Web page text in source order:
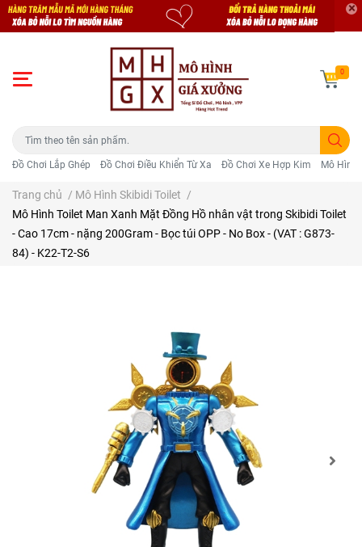
Đồ Chơi Lắp Ghép Đồ Chơi Điều Khiển Từ Xa Đồ Chơi Xe Hợp Kim Mô Hình
0
Trang chủ / Mô Hình Skibidi Toilet /
Mô Hình Toilet Man Xanh Mặt Đồng Hồ nhân vật trong Skibidi Toilet
- Cao 17cm - nặng 200Gram - Bọc túi OPP - No Box - (VAT : G873-
84) - K22-T2-S6